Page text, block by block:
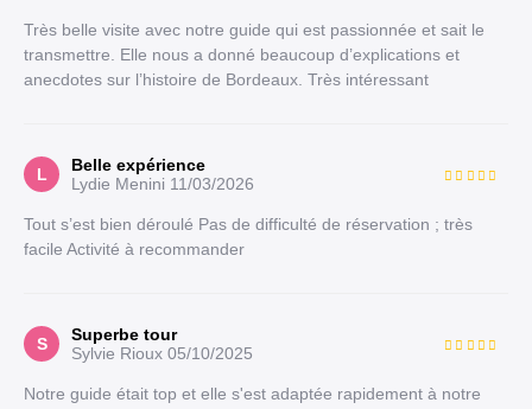
Très belle visite avec notre guide qui est passionnée et sait le
transmettre. Elle nous a donné beaucoup d’explications et
anecdotes sur l’histoire de Bordeaux. Très intéressant
L
Belle expérience
Lydie Menini 11/03/2026
Tout s’est bien déroulé Pas de difficulté de réservation ; très
facile Activité à recommander
S
Superbe tour
Sylvie Rioux 05/10/2025
Notre guide était top et elle s'est adaptée rapidement à notre